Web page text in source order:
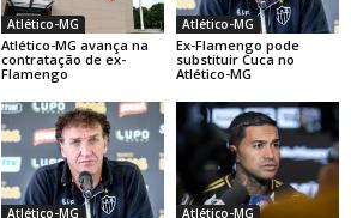
Atlético-MG
Atlético-MG avança na
contratação de ex-
Flamengo
Atlético-MG
Ex-Flamengo pode
substituir Cuca no
Atlético-MG
Atlético-MG Atlético-MG